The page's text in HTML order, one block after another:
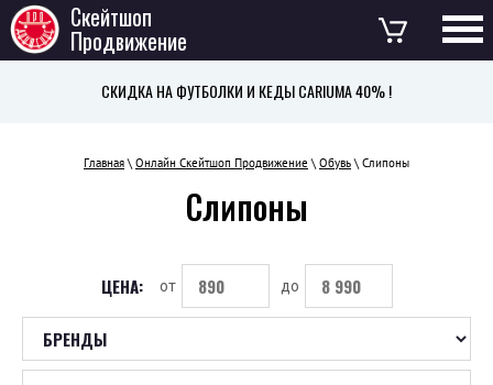
Скейтшоп
Продвижение
СКИДКА НА ФУТБОЛКИ И КЕДЫ CARIUMA 40% !
Главная\ Онлайн Скейтшоп Продвижение \ Обувь\ Слипоны
Слипоны
ЦЕНА: от до